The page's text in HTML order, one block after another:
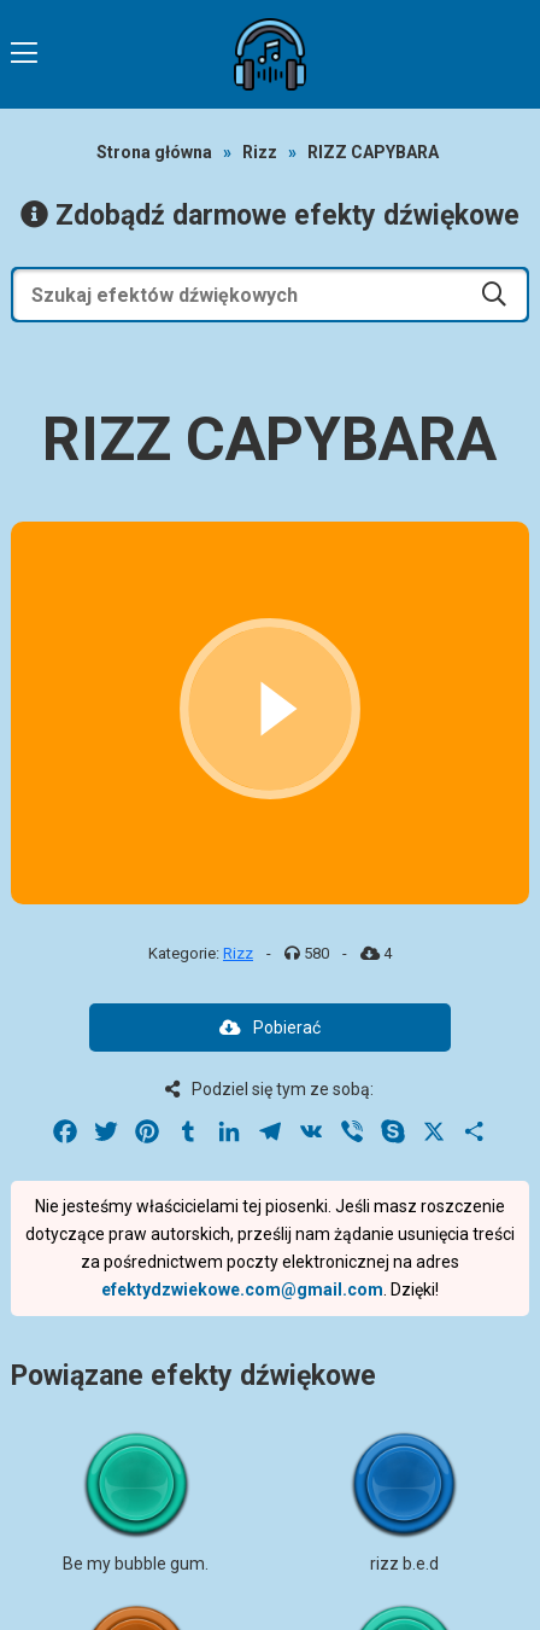
Strona główna » Rizz » RIZZ CAPYBARA
Zdobądź darmowe efekty dźwiękowe
RIZZ CAPYBARA
Kategorie: Rizz - 580 - 4
Pobierać
Podziel się tym ze sobą:
Facebook
Twitter PinterestTumblrLinkedInTelegram
VK Viber Skype
Nie jesteśmy właścicielami tej piosenki. Jeśli masz roszczenie
dotyczące praw autorskich, prześlij nam żądanie usunięcia treści
za pośrednictwem poczty elektronicznej na adres
efektydzwiekowe.com@gmail.com . Dzięki!
Powiązane efekty dźwiękowe
Be my bubble gum. rizz b.e.d